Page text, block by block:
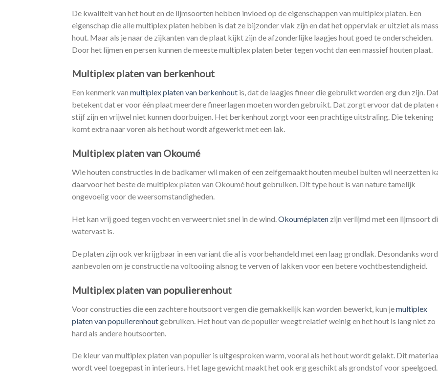
De kwaliteit van het hout en de lijmsoorten hebben invloed op de eigenschappen van multiplex platen. Een
eigenschap die alle multiplex platen hebben is dat ze bijzonder vlak zijn en dat het oppervlak er uitziet als
hout. Maar als je naar de zijkanten van de plaat kijkt zijn de afzonderlijke laagjes hout goed te onderscheiden.
Door het lijmen en persen kunnen de meeste multiplex platen beter tegen vocht dan een massief houten plaat.
Multiplex platen van berkenhout
Een kenmerk van multiplex platen van berkenhout is, dat de laagjes fineer die gebruikt worden erg dun zijn.
betekent dat er voor één plaat meerdere fineerlagen moeten worden gebruikt. Dat zorgt ervoor dat de platen
stijf zijn en vrijwel niet kunnen doorbuigen. Het berkenhout zorgt voor een prachtige uitstraling. Die tekening
komt extra naar voren als het hout wordt afgewerkt met een lak.
Multiplex platen van Okoumé
Wie houten constructies in de badkamer wil maken of een zelfgemaakt houten meubel buiten wil neerzetten
daarvoor het beste de multiplex platen van Okoumé hout gebruiken. Dit type hout is van nature tamelijk
ongevoelig voor de weersomstandigheden.
Het kan vrij goed tegen vocht en verweert niet snel in de wind.Okouméplaten zijn verlijmd met een lijmsoort
watervast is.
De platen zijn ook verkrijgbaar in een variant die al is voorbehandeld met een laag grondlak. Desondanks
aanbevolen om je constructie na voltooiing alsnog te verven of lakken voor een betere vochtbestendigheid.
Multiplex platen van populierenhout
Voor constructies die een zachtere houtsoort vergen die gemakkelijk kan worden bewerkt, kun jemultiplex
platen van populierenhoutgebruiken. Het hout van de populier weegt relatief weinig en het hout is lang niet zo
hard als andere houtsoorten.
De kleur van multiplex platen van populier is uitgesproken warm, vooral als het hout wordt gelakt. Dit
wordt veel toegepast in interieurs. Het lage gewicht maakt het ook erg geschikt als grondstof voor speelgoed.